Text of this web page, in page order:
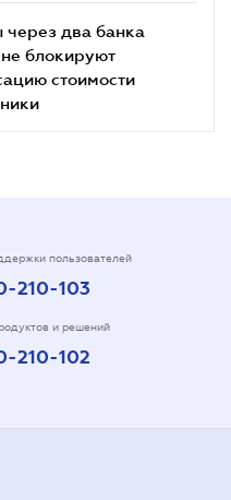
через два банка
блокируют
стоимости
пользователей
210-103
и решений
210-102